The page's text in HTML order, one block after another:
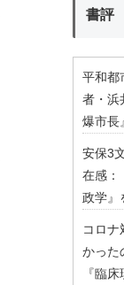
書評
平和都
者・浜
爆市長
安保3
在感：
政学』
コロナ
かった
『臨